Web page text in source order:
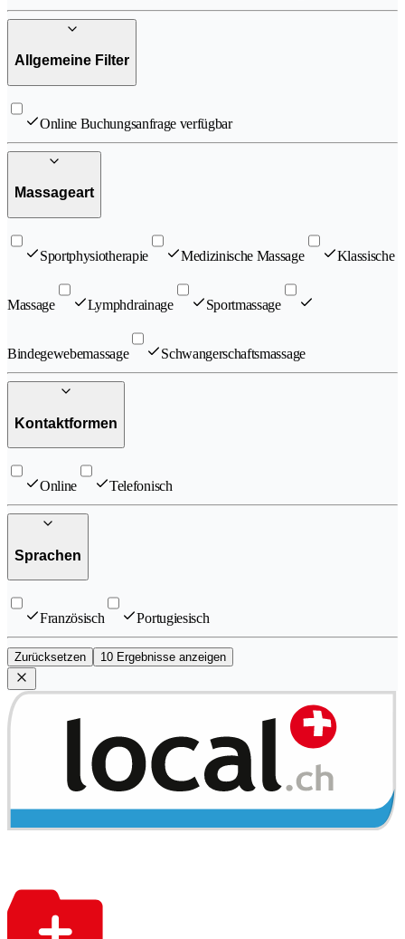
Allgemeine Filter
Online Buchungsanfrage verfügbar
Massageart
Sportphysiotherapie Medizinische Massage Klassische
Massage Lymphdrainage Sportmassage
Bindegewebemassage Schwangerschaftsmassage
Kontaktformen
Online Telefonisch
Sprachen
Französisch Portugiesisch
Zurücksetzen 10 Ergebnisse anzeigen